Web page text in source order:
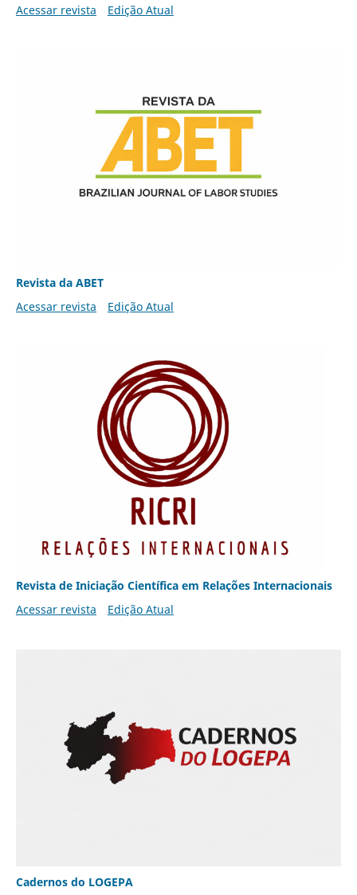
Acessar revista Edição Atual
Revista da ABET
Acessar revista
Edição Atual
Revista de Iniciação Científica em Relações Internacionais
Acessar revista
Edição Atual
Cadernos do LOGEPA